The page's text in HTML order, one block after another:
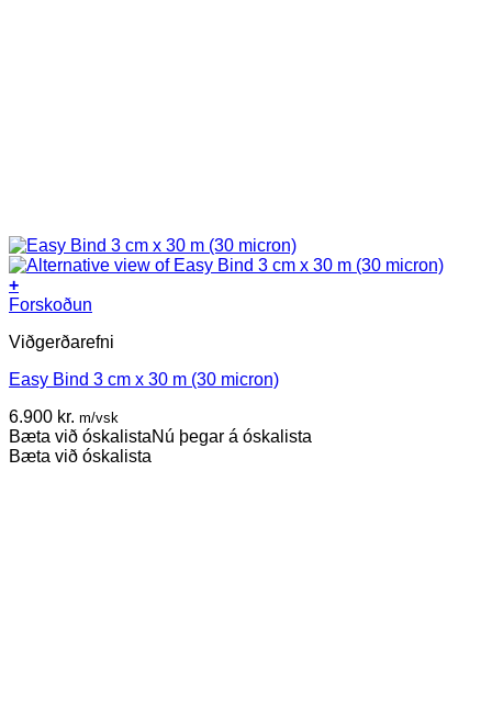
+
Forskoðun
Viðgerðarefni
Easy Bind 3 cm x 30 m (30 micron)
6.900 kr. m/vsk
Bæta við óskalistaNú þegar á óskalista
Bæta við óskalista